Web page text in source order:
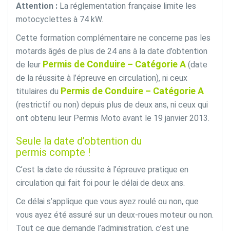
Attention : La réglementation française limite les
motocyclettes à 74 kW.
Cette formation complémentaire ne concerne pas les
motards âgés de plus de 24 ans à la date d’obtention
de leur Permis de Conduire – Catégorie A (date
de la réussite à l’épreuve en circulation), ni ceux
titulaires du Permis de Conduire – Catégorie A
(restrictif ou non) depuis plus de deux ans, ni ceux qui
ont obtenu leur Permis Moto avant le 19 janvier 2013.
Seule la date d’obtention du
permis compte !
C’est la date de réussite à l’épreuve pratique en
circulation qui fait foi pour le délai de deux ans.
Ce délai s’applique que vous ayez roulé ou non, que
vous ayez été assuré sur un deux-roues moteur ou non.
Tout ce que demande l’administration, c’est une